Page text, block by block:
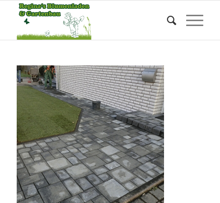
Gartensanierung
Sie befinden sich hier: Startseite Gartensanierung